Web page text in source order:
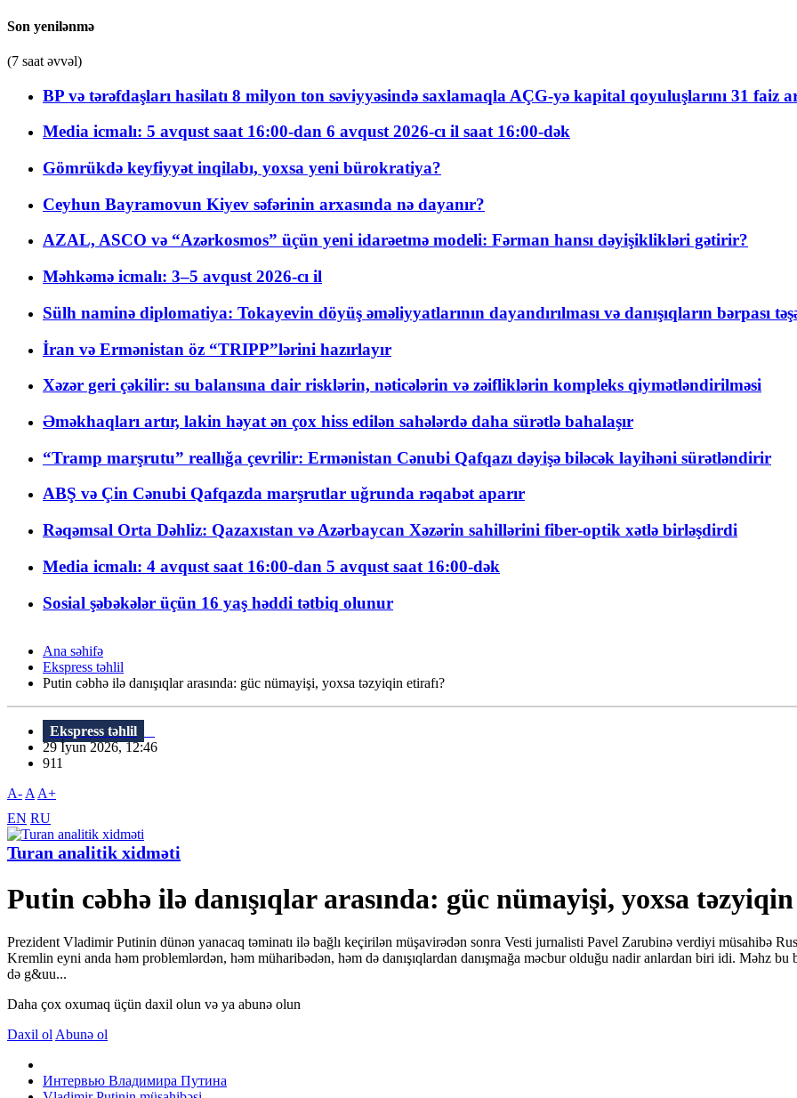
Son yenilənmə
(7 saat əvvəl)
BP və tərəfdaşları hasilatı 8 milyon ton səviyyəsində saxlamaqla AÇG-yə kapital qoyuluşlarını 31 faiz
Media icmalı: 5 avqust saat 16:00-dan 6 avqust 2026-cı il saat 16:00-dək
Gömrükdə keyfiyyət inqilabı, yoxsa yeni bürokratiya?
Ceyhun Bayramovun Kiyev səfərinin arxasında nə dayanır?
AZAL, ASCO və “Azərkosmos” üçün yeni idarəetmə modeli: Fərman hansı dəyişiklikləri gətirir?
Məhkəmə icmalı: 3–5 avqust 2026-cı il
Sülh naminə diplomatiya: Tokayevin döyüş əməliyyatlarının dayandırılması və danışıqların bərpası
İran və Ermənistan öz “TRIPP”lərini hazırlayır
Xəzər geri çəkilir: su balansına dair risklərin, nəticələrin və zəifliklərin kompleks qiymətləndirilməsi
Əməkhaqları artır, lakin həyat ən çox hiss edilən sahələrdə daha sürətlə bahalaşır
“Tramp marşrutu” reallığa çevrilir: Ermənistan Cənubi Qafqazı dəyişə biləcək layihəni sürətləndirir
ABŞ və Çin Cənubi Qafqazda marşrutlar uğrunda rəqabət aparır
Rəqəmsal Orta Dəhliz: Qazaxıstan və Azərbaycan Xəzərin sahillərini fiber-optik xətlə birləşdirdi
Media icmalı: 4 avqust saat 16:00-dan 5 avqust saat 16:00-dək
Sosial şəbəkələr üçün 16 yaş həddi tətbiq olunur
Ana səhifə
Ekspress təhlil
Putin cəbhə ilə danışıqlar arasında: güc nümayişi, yoxsa təzyiqin etirafı?
Ekspress təhlil
29 İyun 2026, 12:46
911
A- A A+
EN RU
Turan analitik xidməti
Putin cəbhə ilə danışıqlar arasında: güc nümayişi, yoxsa
Prezident Vladimir Putinin dünən yanacaq təminatı ilə bağlı keçirilən müşavirədən sonra Vesti jurnalisti Pavel Zarubinə verdiyi müsahibə
Kremlin eyni anda həm problemlərdən, həm müharibədən, həm də danışıqlardan danışmağa məcbur olduğu nadir anlardan biri idi. Məhz
də g&uu...
Daha çox oxumaq üçün daxil olun və ya abunə olun
Daxil ol Abunə ol
Интервью Владимира Путина